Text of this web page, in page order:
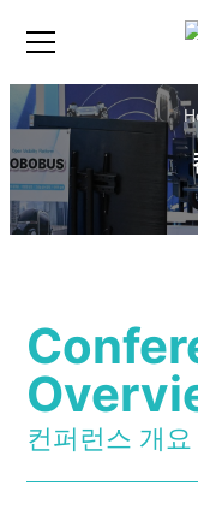
컨퍼런스 개요